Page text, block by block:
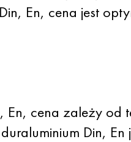
En, cena jest
En, cena zależy od
Din, En